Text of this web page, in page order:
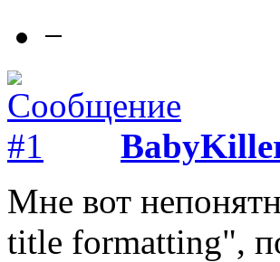
−
Мне вот
title formatting",